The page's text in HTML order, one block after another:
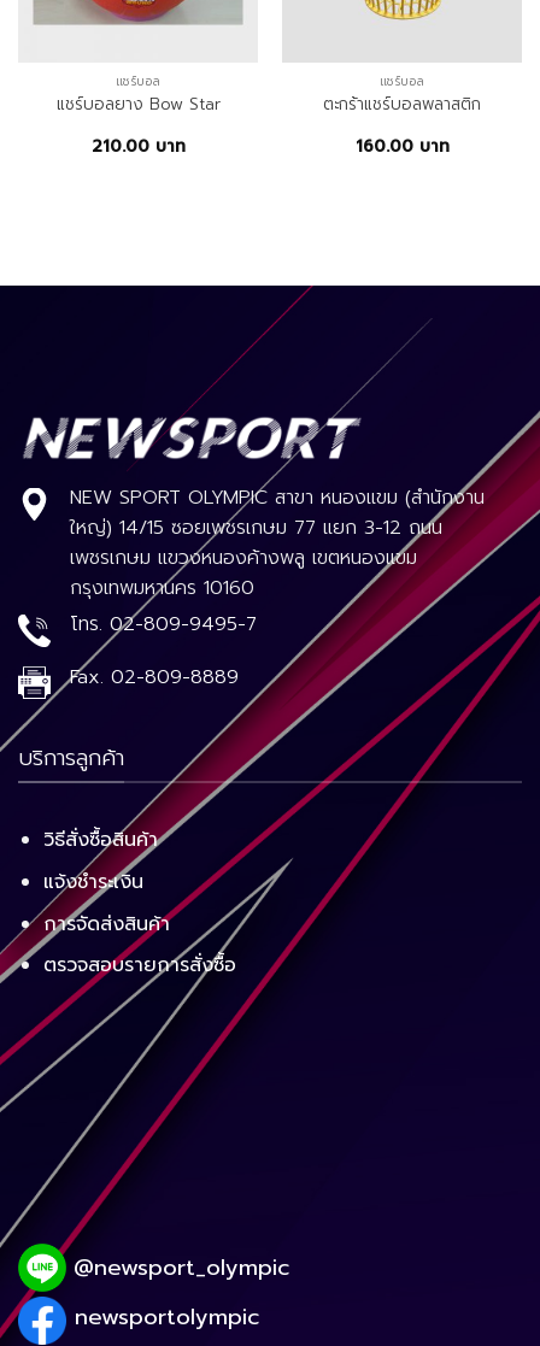
แชร์บอล
แชร์บอลยาง Bow Star
210.00 บาท
แชร์บอล
ตะกร้าแชร์บอลพลาสติก
160.00 บาท
NEW SPORT OLYMPIC สาขา หนองแขม (สำนักงาน
ใหญ่) 14/15 ซอยเพชรเกษม 77 แยก 3-12 ถนน
เพชรเกษม แขวงหนองค้างพลู เขตหนองแขม
กรุงเทพมหานคร 10160
โทร. 02-809-9495-7
Fax. 02-809-8889
บริการลูกค้า
วิธีสั่งซื้อสินค้า
แจ้งชำระเงิน
การจัดส่งสินค้า
ตรวจสอบรายการสั่งซื้อ
@newsport_olympic
newsportolympic